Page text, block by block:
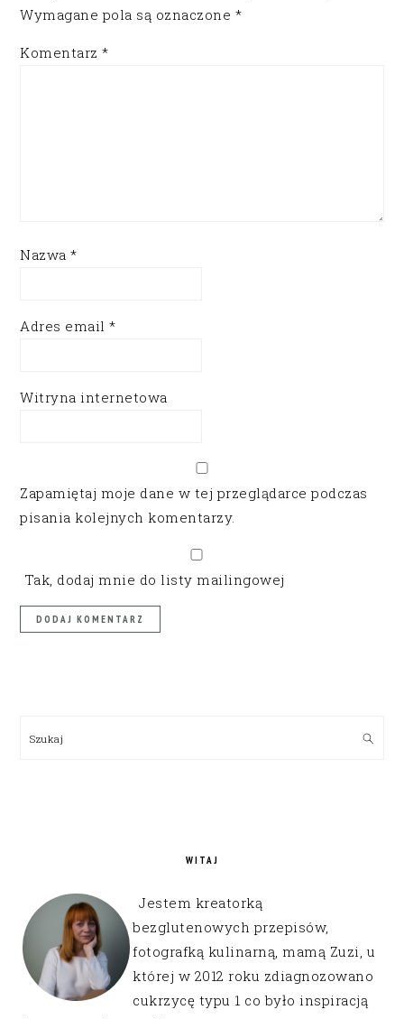
Wymagane pola są oznaczone *
Komentarz*
Nazwa*
Adres email*
Witryna internetowa
Zapamiętaj moje dane w tej przeglądarce podczas
pisania kolejnych komentarzy.
Tak, dodaj mnie do listy mailingowej
Szukaj
WITAJ
Jestem kreatorką
bezglutenowych przepisów,
fotografką kulinarną, mamą Zuzi, u
której w 2012 roku zdiagnozowano
cukrzycę typu 1 co było inspiracją